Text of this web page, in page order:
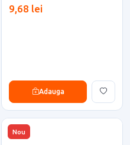
9,68 lei
Adauga
Nou